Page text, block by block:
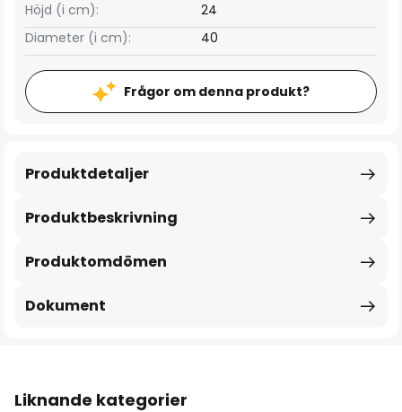
Höjd (i cm):
24
Diameter (i cm):
40
Frågor om denna produkt?
Produktbeskrivning
Produktdetaljer
Produktomdömen
Dokument
Liknande kategorier